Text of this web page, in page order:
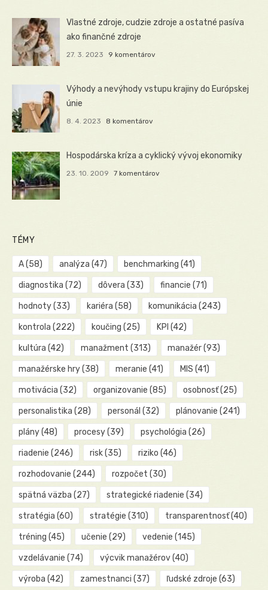
Vlastné zdroje, cudzie zdroje a ostatné pasíva
ako finančné zdroje
27. 3. 2023 9 komentárov
Výhody a nevýhody vstupu krajiny do Európskej
únie
8. 4. 2023 8 komentárov
Hospodárska kríza a cyklický vývoj ekonomiky
23. 10. 2009 7 komentárov
TÉMY
A(58) analýza (47) benchmarking (41)
diagnostika (72) dôvera (33) financie (71)
hodnoty(33) kariéra (58) komunikácia (243)
kontrola (222) koučing (25) KPI (42)
kultúra (42) manažment (313) manažér(93)
manažérske hry(38) meranie (41) MIS (41)
motivácia (32) organizovanie (85) osobnosť(25)
personalistika (28) personál (32) plánovanie (241)
plány(48) procesy(39) psychológia (26)
riadenie (246) risk(35) riziko (46)
rozhodovanie (244) rozpočet (30)
spätná väzba (27) strategické riadenie (34)
stratégia (60) stratégie (310) transparentnosť(40)
tréning (45) učenie (29) vedenie (145)
vzdelávanie (74) výcvik manažérov(40)
výroba (42) zamestnanci (37) ľudské zdroje (63)